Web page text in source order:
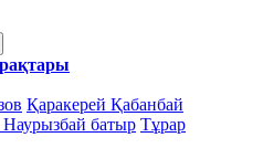
Қаракерей Қабанбай
батыр Тұрар